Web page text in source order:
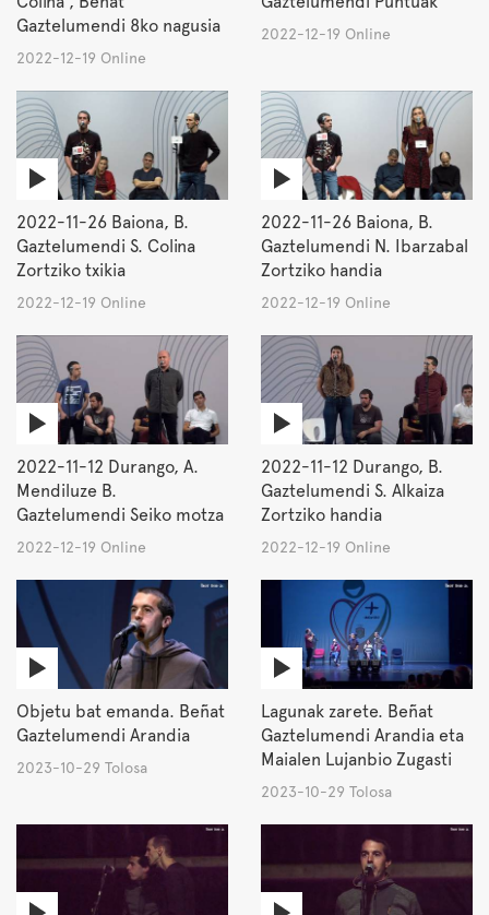
Gaztelumendi 8ko nagusia
2022-12-19 Online
2022-12-19 Online
2022-11-26 Baiona, B.
Gaztelumendi S. Colina
Zortziko txikia
2022-12-19 Online
2022-11-26 Baiona, B.
Gaztelumendi N. Ibarzabal
Zortziko handia
2022-12-19 Online
2022-11-12 Durango, A.
Mendiluze B.
Gaztelumendi Seiko motza
2022-12-19 Online
2022-11-12 Durango, B.
Gaztelumendi S. Alkaiza
Zortziko handia
2022-12-19 Online
Objetu bat emanda. Beñat
Gaztelumendi Arandia
2023-10-29 Tolosa
Lagunak zarete. Beñat
Gaztelumendi Arandia eta
Maialen Lujanbio Zugasti
2023-10-29 Tolosa